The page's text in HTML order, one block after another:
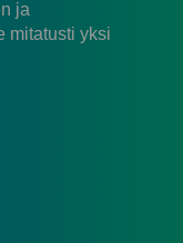
ja
mitatusti yksi